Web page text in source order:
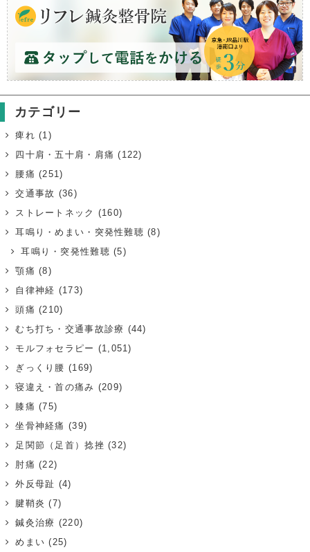
カテゴリー
痺れ (1)
四十肩・五十肩・肩痛 (122)
腰痛 (251)
交通事故 (36)
ストレートネック (160)
耳鳴り・めまい・突発性難聴 (8)
耳鳴り・突発性難聴 (5)
顎痛 (8)
自律神経 (173)
頭痛 (210)
むち打ち・交通事故診療 (44)
モルフォセラピー (1,051)
ぎっくり腰 (169)
寝違え・首の痛み (209)
膝痛 (75)
坐骨神経痛 (39)
足関節（足首）捻挫 (32)
肘痛 (22)
外反母趾 (4)
腱鞘炎 (7)
鍼灸治療 (220)
めまい (25)